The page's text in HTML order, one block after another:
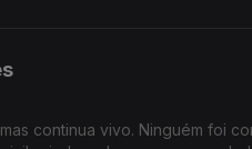
continua vivo. Ninguém foi